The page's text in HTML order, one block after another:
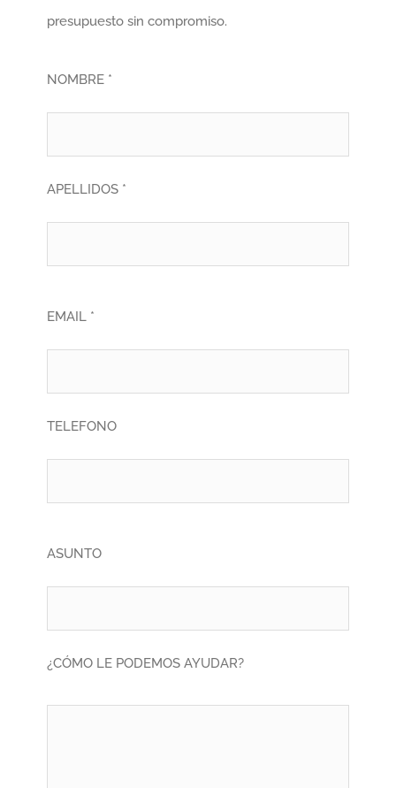
presupuesto sin compromiso.
NOMBRE *
APELLIDOS *
EMAIL *
TELEFONO
ASUNTO
¿CÓMO LE PODEMOS AYUDAR?